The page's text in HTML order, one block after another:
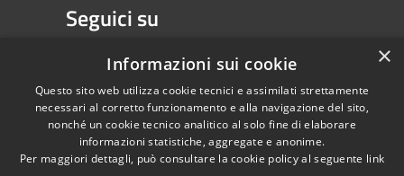
Seguici su
FacebookYoutubeWhatsapp
RSS
Accessibilità
Copyright © 2026 •
Comune di Orbassano •
×
Informazioni sui cookie
Questo sito web utilizza cookie tecnici e assimilati strettamente
necessari al corretto funzionamento e alla navigazione del sito,
nonché un cookie tecnico analitico al solo fine di elaborare
informazioni statistiche, aggregate e anonime.
Per maggiori dettagli, può consultare la cookie policy al seguente link